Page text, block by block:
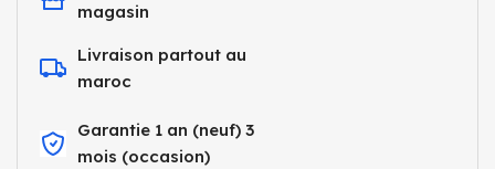
magasin
Livraison partout au
maroc
Garantie 1 an (neuf) 3
mois (occasion)​